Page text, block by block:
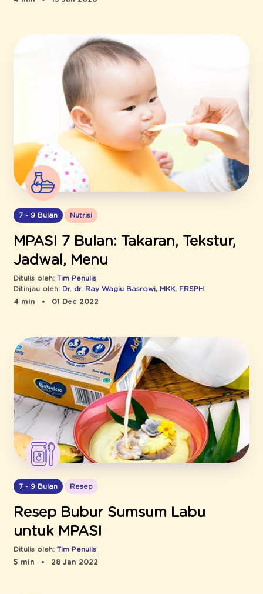
7 - 9 Bulan Nutrisi
MPASI 7 Bulan: Takaran, Tekstur,
Jadwal, Menu
Ditulis oleh: Tim Penulis
Ditinjau oleh: Dr. dr. Ray Wagiu Basrowi, MKK, FRSPH
4 min
01 Dec 2022
7 - 9 Bulan Resep
Resep Bubur Sumsum Labu
untuk MPASI
Ditulis oleh: Tim Penulis
5 min
28 Jan 2022